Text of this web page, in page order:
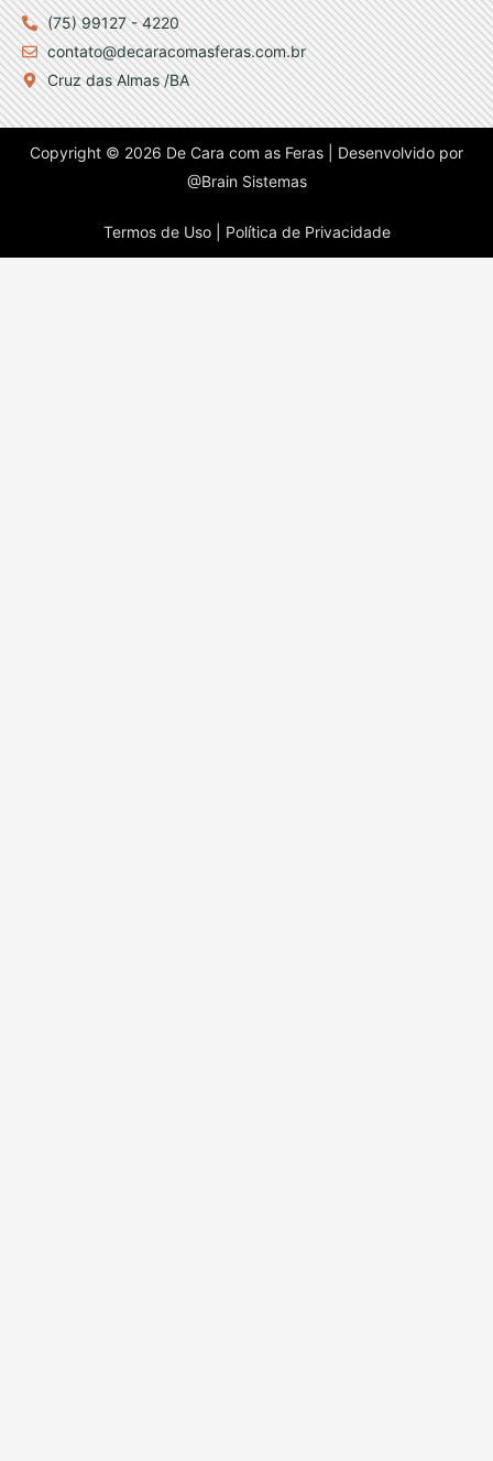
(75) 99127 - 4220
contato@decaracomasferas.com.br
Cruz das Almas /BA
Copyright © 2026 De Cara com as Feras | Desenvolvido por
@Brain Sistemas
Termos de Uso | Política de Privacidade